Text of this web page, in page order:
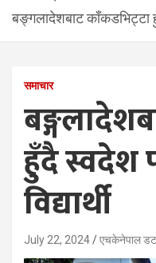
पत्रिका
बङ्गलादेशबाट काँकडभिट्टा
समाचार
हुँदै स्वदेश
विद्यार्थी
July 22, 2024 एचकेनेपाल